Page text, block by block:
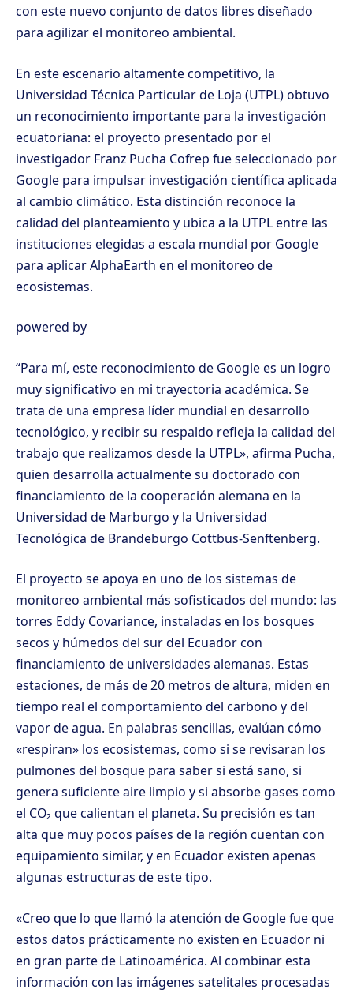
con este nuevo conjunto de datos libres diseñado
para agilizar el monitoreo ambiental.
En este escenario altamente competitivo, la
Universidad Técnica Particular de Loja (UTPL) obtuvo
un reconocimiento importante para la investigación
ecuatoriana: el proyecto presentado por el
investigador Franz Pucha Cofrep fue seleccionado por
Google para impulsar investigación científica aplicada
al cambio climático. Esta distinción reconoce la
calidad del planteamiento y ubica a la UTPL entre las
instituciones elegidas a escala mundial por Google
para aplicar AlphaEarth en el monitoreo de
ecosistemas.
powered by
“Para mí, este reconocimiento de Google es un logro
muy significativo en mi trayectoria académica. Se
trata de una empresa líder mundial en desarrollo
tecnológico, y recibir su respaldo refleja la calidad del
trabajo que realizamos desde la UTPL», afirma Pucha,
quien desarrolla actualmente su doctorado con
financiamiento de la cooperación alemana en la
Universidad de Marburgo y la Universidad
Tecnológica de Brandeburgo Cottbus-Senftenberg.
El proyecto se apoya en uno de los sistemas de
monitoreo ambiental más sofisticados del mundo: las
torres Eddy Covariance, instaladas en los bosques
secos y húmedos del sur del Ecuador con
financiamiento de universidades alemanas. Estas
estaciones, de más de 20 metros de altura, miden en
tiempo real el comportamiento del carbono y del
vapor de agua. En palabras sencillas, evalúan cómo
«respiran» los ecosistemas, como si se revisaran los
pulmones del bosque para saber si está sano, si
genera suficiente aire limpio y si absorbe gases como
el CO₂ que calientan el planeta. Su precisión es tan
alta que muy pocos países de la región cuentan con
equipamiento similar, y en Ecuador existen apenas
algunas estructuras de este tipo.
«Creo que lo que llamó la atención de Google fue que
estos datos prácticamente no existen en Ecuador ni
en gran parte de Latinoamérica. Al combinar esta
información con las imágenes satelitales procesadas